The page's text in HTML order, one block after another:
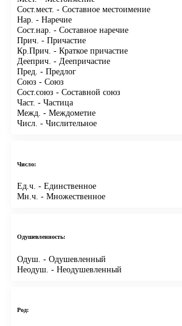
Сост.мест. - Составное местоимение
Нар. - Наречие
Сост.нар. - Составное наречие
Прич. - Причастие
Кр.Прич. - Краткое причастие
Дееприч. - Деепричастие
Пред. - Предлог
Союз - Союз
Сост.союз - Составной союз
Част. - Частица
Межд. - Междометие
Числ. - Числительное
Число:
Ед.ч. - Единственное
Мн.ч. - Множественное
Одушевленность:
Одуш. - Одушевленный
Неодуш. - Неодушевленный
Род: